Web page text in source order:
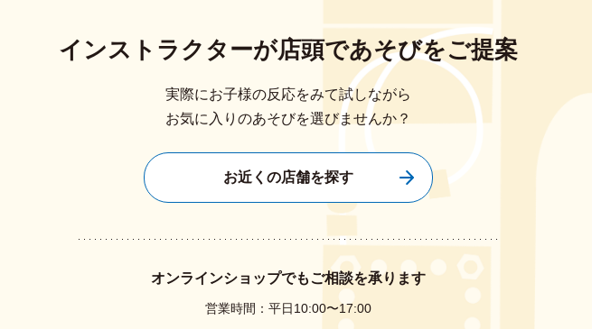
インストラクターが店頭であそびをご提案
実際にお子様の反応をみて試しながら
お気に入りのあそびを選びませんか？
お近くの店舗を探す
オンラインショップでもご相談を承ります
営業時間：平日10:00〜17:00